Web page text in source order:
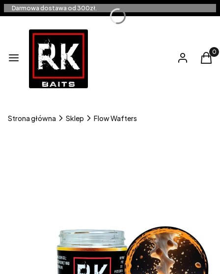
Darmowa dostawa od 300zł.
Menu Zaloguj się
Strona główna Sklep Flow Wafters